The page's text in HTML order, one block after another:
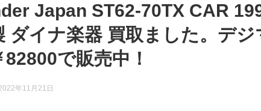
Japan ST62-70TX CAR
ダイナ楽器 買取ました。デジ
82800で販売中！
年11月21日